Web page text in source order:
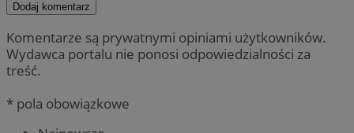
Dodaj komentarz
Komentarze są prywatnymi opiniami użytkowników.
Wydawca portalu nie ponosi odpowiedzialności za
treść.
* pola obowiązkowe